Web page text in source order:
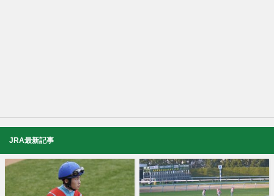
JRA最新記事